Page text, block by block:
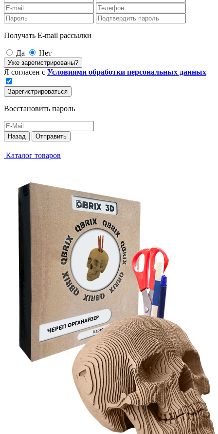
Получать E-mail рассылки
Да Нет
Уже зарегистрированы?
Я согласен с Условиями обработки персональных данных
Зарегистрироваться
Восстановить пароль
Назад Отправить
Каталог товаров